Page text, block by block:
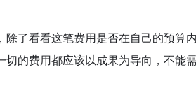
了看看这笔费用是否在自己的预算
的费用都应该以成果为导向，不能